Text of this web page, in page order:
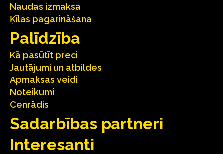
Naudas izmaksa
Ķīlas pagarināšana
Palīdzība
Kā pasūtīt preci
Jautājumi un atbildes
Apmaksas veidi
Noteikumi
Cenrādis
Sadarbības partneri
Interesanti